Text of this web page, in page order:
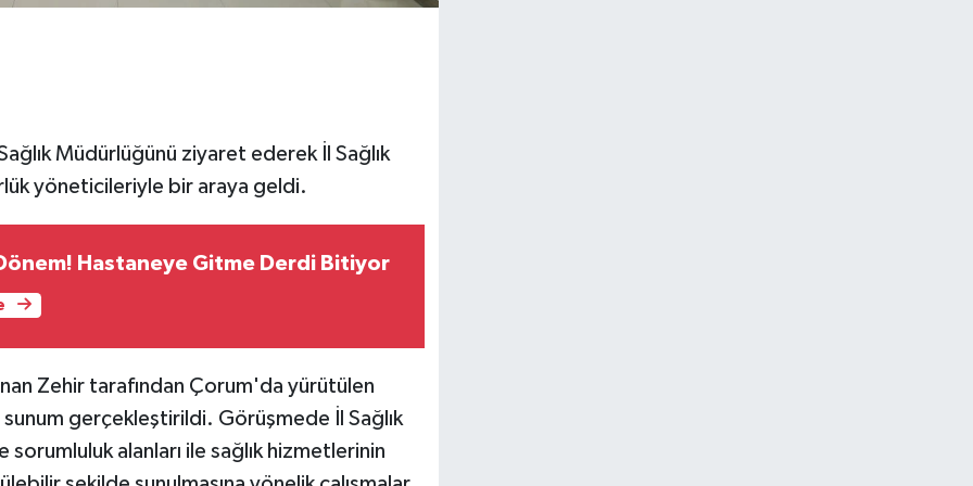
Müdürlüğünü ziyaret ederek İl Sağlık
yöneticileriyle bir araya geldi.
Hastaneye Gitme Derdi Bitiyor
Zehir tarafından Çorum'da yürütülen
sunum gerçekleştirildi. Görüşmede İl Sağlık
alanları ile sağlık hizmetlerinin